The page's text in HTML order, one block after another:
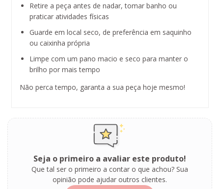
Retire a peça antes de nadar, tomar banho ou
praticar atividades físicas
Guarde em local seco, de preferência em saquinho
ou caixinha própria
Limpe com um pano macio e seco para manter o
brilho por mais tempo
Não perca tempo, garanta a sua peça hoje mesmo!
Seja o primeiro a avaliar este produto!
Que tal ser o primeiro a contar o que achou? Sua
opinião pode ajudar outros clientes.